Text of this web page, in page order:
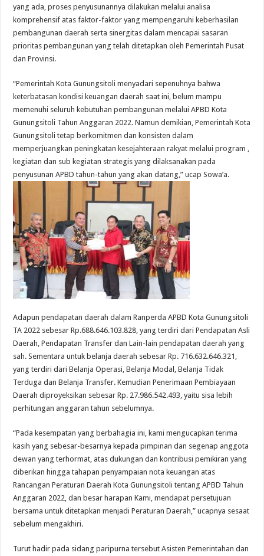
yang ada, proses penyusunannya dilakukan melalui analisa
komprehensif atas faktor-faktor yang mempengaruhi keberhasilan
pembangunan daerah serta sinergitas dalam mencapai sasaran
prioritas pembangunan yang telah ditetapkan oleh Pemerintah Pusat
dan Provinsi.
“Pemerintah Kota Gunungsitoli menyadari sepenuhnya bahwa
keterbatasan kondisi keuangan daerah saat ini, belum mampu
memenuhi seluruh kebutuhan pembangunan melalui APBD Kota
Gunungsitoli Tahun Anggaran 2022. Namun demikian, Pemerintah Kota
Gunungsitoli tetap berkomitmen dan konsisten dalam
memperjuangkan peningkatan kesejahteraan rakyat melalui program ,
kegiatan dan sub kegiatan strategis yang dilaksanakan pada
penyusunan APBD tahun-tahun yang akan datang,” ucap Sowa’a.
Adapun pendapatan daerah dalam Ranperda APBD Kota Gunungsitoli
TA 2022 sebesar Rp.688.646.103.828, yang terdiri dari Pendapatan Asli
Daerah, Pendapatan Transfer dan Lain-lain pendapatan daerah yang
sah. Sementara untuk belanja daerah sebesar Rp. 716.632.646.321,
yang terdiri dari Belanja Operasi, Belanja Modal, Belanja Tidak
Terduga dan Belanja Transfer. Kemudian Penerimaan Pembiayaan
Daerah diproyeksikan sebesar Rp. 27.986.542.493, yaitu sisa lebih
perhitungan anggaran tahun sebelumnya.
“Pada kesempatan yang berbahagia ini, kami mengucapkan terima
kasih yang sebesar-besarnya kepada pimpinan dan segenap anggota
dewan yang terhormat, atas dukungan dan kontribusi pemikiran yang
diberikan hingga tahapan penyampaian nota keuangan atas
Rancangan Peraturan Daerah Kota Gunungsitoli tentang APBD Tahun
Anggaran 2022, dan besar harapan Kami, mendapat persetujuan
bersama untuk ditetapkan menjadi Peraturan Daerah,” ucapnya sesaat
sebelum mengakhiri.
Turut hadir pada sidang paripurna tersebut Asisten Pemerintahan dan